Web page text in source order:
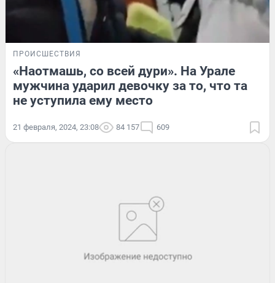
ПРОИСШЕСТВИЯ
«Наотмашь, со всей дури». На Урале
мужчина ударил девочку за то, что та
не уступила ему место
21 февраля, 2024, 23:08 84 157 609